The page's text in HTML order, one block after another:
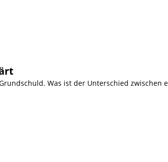
Was ist der Unterschied zwischen